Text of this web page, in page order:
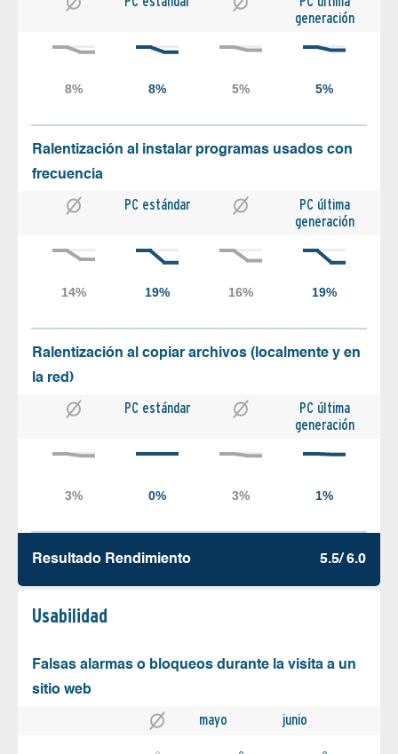
generación
Ralentización al instalar programas usados con
frecuencia
PC estándar
PC última
generación
Ralentización al copiar archivos (localmente y en
la red)
PC estándar
PC última
generación
Resultado Rendimiento 5.5/ 6.0
Usabilidad
Falsas alarmas o bloqueos durante la visita a un
sitio web
mayo junio